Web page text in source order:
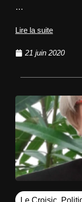
…
Lire la suite
21 juin 2020